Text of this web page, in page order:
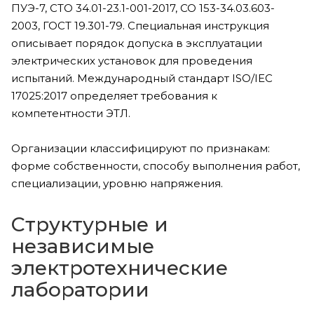
ПУЭ-7, СТО 34.01-23.1-001-2017, СО 153-34.03.603-
2003, ГОСТ 19.301-79. Специальная инструкция
описывает порядок допуска в эксплуатации
электрических установок для проведения
испытаний. Международный стандарт ISO/IEC
17025:2017 определяет требования к
компетентности ЭТЛ.
Организации классифицируют по признакам:
форме собственности, способу выполнения работ,
специализации, уровню напряжения.
Структурные и
независимые
электротехнические
лаборатории